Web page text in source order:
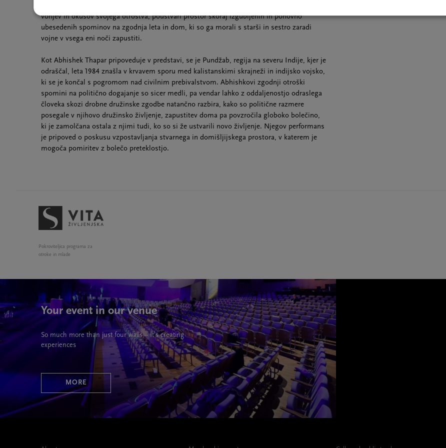
vonjev in okusov svojega otroštva, poustvari prostor skoraj izgubljenih in ponovno
ubesedenih spominov na zgodnja leta in dom, ki so ga morali s starši in sestro zaradi
vojne v vsega eni noči zapustiti.
Kot Abhishek Thapar pripoveduje v predstavi, se je Pundžab, regija na severu Indije, kjer je
odraščal, leta 1984 znašla v krvavem sporu med kalistanskimi skrajneži in indijsko vojsko,
ki se je končal s pogromom nad civilnim prebivalstvom. Abhishkovi zgodnji otroški
spomini na politično dogajanje so sicer medli, pa vendar lahko z oddaljenostjo odraslega
človeka skozi drobne družinske zgodbe natančno razbira, kako so politične razmere
posegale v njihovo družinsko življenje, zapustitev doma pa povzročila globoko bolečino,
ki je zamolčana ostala z njimi tudi, ko so si že ustvarili novo življenje. Njegov performans
je pripoved o poskusu vzpostavljanja stvarnega in domišljijskega prostora, v katerem je
mogoča pomiritev z bolečo preteklostjo.
Pokroviteljica programa za
otroke in mlade
Your event in our venue
So much more than just four walls – It’s creating
experiences
MORE